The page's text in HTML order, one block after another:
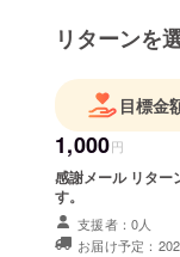
リターンを
目標金
1,000円
感謝メール リターン確定後、メールにて感謝のメッセージをお送りしま
す。
支援者：0人
お届け予定：